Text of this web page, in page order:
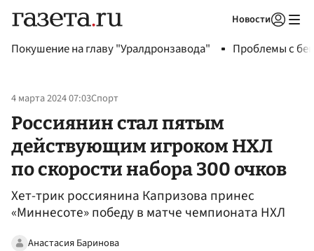
Новости
Покушение на главу "Уралдронзавода" Проблемы с
4 марта 2024 07:03Спорт
Россиянин стал пятым
действующим игроком НХЛ
по скорости набора 300 очков
Хет-трик россиянина Капризова принес
«Миннесоте» победу в матче чемпионата НХЛ
Анастасия Баринова